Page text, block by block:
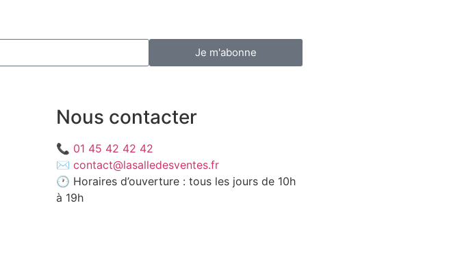
Je m'abonne
Nous contacter
📞 01 45 42 42 42
✉️ contact@lasalledesventes.fr
🕐 Horaires d’ouverture : tous les jours de 10h
à 19h